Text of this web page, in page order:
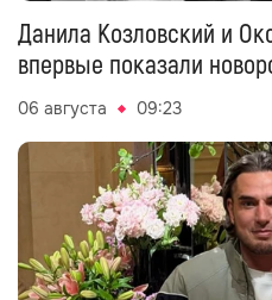
Данила Козловский и
впервые показали
06 августа 09:23